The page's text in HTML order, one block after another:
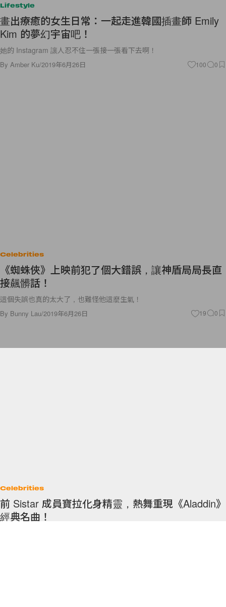
Lifestyle
畫出療癒的女生日常：一起走進韓國插畫師 Emily
Kim 的夢幻宇宙吧！
她的 Instagram 讓人忍不住一張接一張看下去啊！
By Amber Ku/2019年6月26日 100 0
《蜘蛛俠》上映前犯了個大錯誤，讓神盾局局長直
接飆髒話！
這個失誤也真的太大了，也難怪他這麼生氣！
ByBunny Lau/2019年6月26日
前 Sistar 成員寶拉化身精靈，熱舞重現《Aladdin》
經典名曲！
寶拉跳舞的勁度，不輸飾演精靈的 Will Smith 呢！